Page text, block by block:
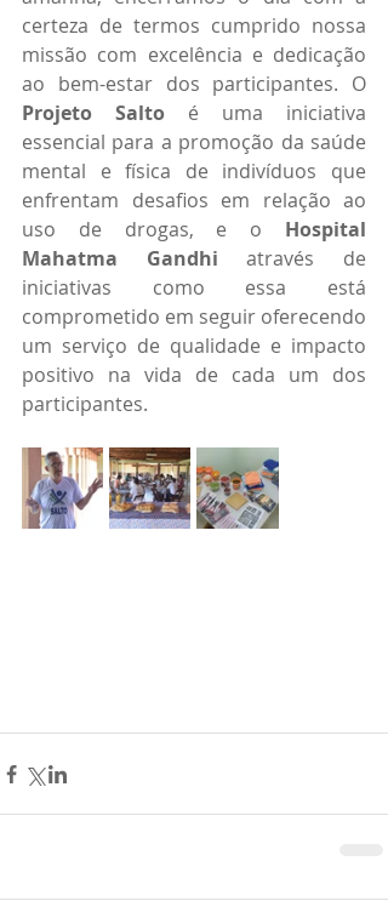
certeza de termos cumprido nossa
missão com excelência e dedicação
Projeto Salto é uma iniciativa
essencial para a promoção da saúde
mental e física de indivíduos que
enfrentam desafios em relação ao
uso de drogas, e o Hospital
Mahatma Gandhi através de
iniciativas como essa está
comprometido em seguir oferecendo
um serviço de qualidade e impacto
positivo na vida de cada um dos
participantes.